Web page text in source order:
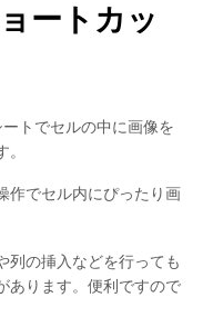
ートカッ
トでセルの中に画像を
作でセル内にぴったり画
列の挿入などを行っても
あります。便利ですので